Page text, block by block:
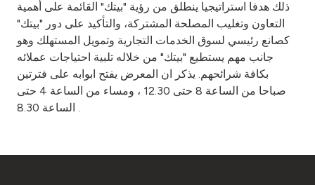
ذلك هدفا استراتيجيا ينطلق من رؤية "بيتك" القائمة على أهمية
التعاون وتغليب المصلحة المشتركة، والتأكيد على دور "بيتك"
كصانع رئيسي لسوق الخدمات التجارية وتمويل المستهلك وهو
جانب مهم يستطيع "بيتك" من خلاله تلبية احتياجات عملائه
بكافة شرائحهم. يذكر ان المعرض يفتح ابوابه على فترتين
صباحا من الساعة 8 حتى 12.30 ، ومساء من الساعة 4 حتى
الساعة 8.30 .